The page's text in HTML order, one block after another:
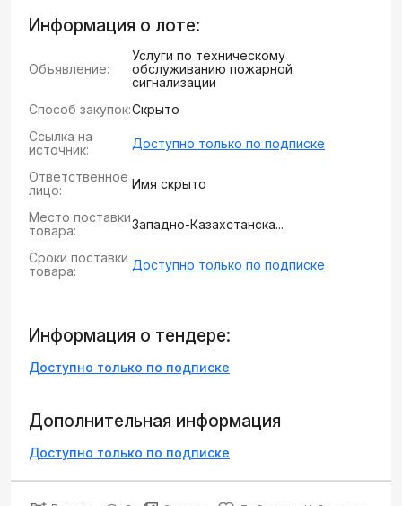
Информация о лоте:
Объявление:
Услуги по техническому
обслуживанию пожарной
сигнализации
Способ закупок:Скрыто
Ссылка на
источник:
Доступно только по подписке
Ответственное
лицо:
Имя скрыто
Место поставки
товара:
Западно-Казахстанска...
Сроки поставки
товара:
Доступно только по подписке
Информация о тендере:
Доступно только по подписке
Дополнительная информация
Доступно только по подписке